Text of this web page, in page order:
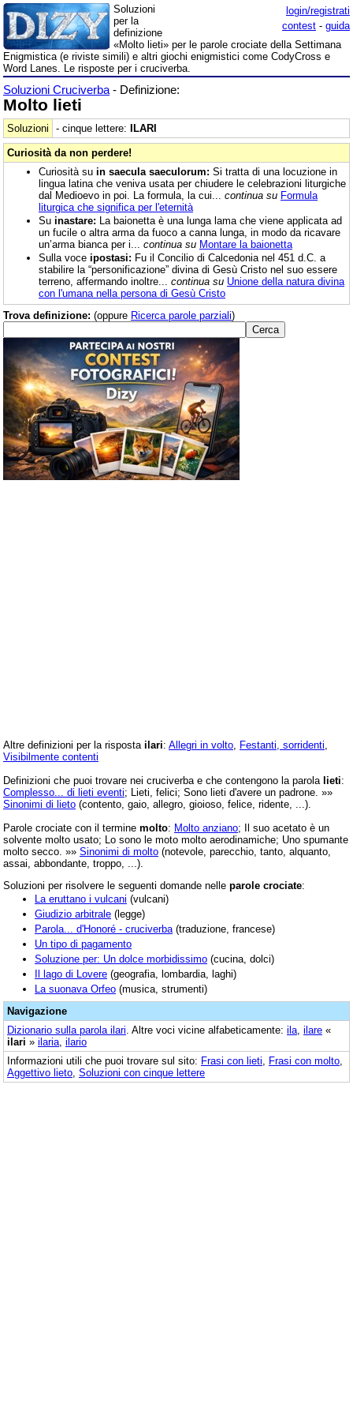
login/registrati
contest - guida
Soluzioni
per la
definizione
«Molto lieti» per le parole crociate della Settimana
Enigmistica (e riviste simili) e altri giochi enigmistici come CodyCross e
Word Lanes. Le risposte per i cruciverba.
Soluzioni Cruciverba - Definizione:
Molto lieti
Soluzioni - cinque lettere: ILARI
Curiosità da non perdere!
Curiosità su in saecula saeculorum: Si tratta di una locuzione in
lingua latina che veniva usata per chiudere le celebrazioni liturgiche
dal Medioevo in poi. La formula, la cui... continua su Formula
liturgica che significa per l'eternità
Su inastare: La baionetta è una lunga lama che viene applicata ad
un fucile o altra arma da fuoco a canna lunga, in modo da ricavare
un’arma bianca per i... continua su Montare la baionetta
Sulla voce ipostasi: Fu il Concilio di Calcedonia nel 451 d.C. a
stabilire la “personificazione” divina di Gesù Cristo nel suo essere
terreno, affermando inoltre... continua su Unione della natura divina
con l'umana nella persona di Gesù Cristo
Trova definizione: (oppure Ricerca parole parziali)
Altre definizioni per la risposta ilari: Allegri in volto Festanti, sorridenti
Visibilmente contenti
Definizioni che puoi trovare nei cruciverba e che contengono la parola lieti:
Complesso... di lieti eventi; Lieti, felici; Sono lieti d'avere un padrone. »»
Sinonimi di lieto (contento, gaio, allegro, gioioso, felice, ridente, ...).
Parole crociate con il termine molto: Molto anziano; Il suo acetato è un
solvente molto usato; Lo sono le moto molto aerodinamiche; Uno spumante
molto secco. »» Sinonimi di molto (notevole, parecchio, tanto, alquanto,
assai, abbondante, troppo, ...).
Soluzioni per risolvere le seguenti domande nelle parole crociate:
La eruttano i vulcani (vulcani)
Giudizio arbitrale (legge)
Parola... d'Honoré - cruciverba (traduzione, francese)
Un tipo di pagamento
Soluzione per: Un dolce morbidissimo (cucina, dolci)
Il lago di Lovere (geografia, lombardia, laghi)
La suonava Orfeo (musica, strumenti)
Navigazione
Dizionario sulla parola ilari . Altre voci vicine alfabeticamente: ila ilare «
ilari » ilaria ilario
Informazioni utili che puoi trovare sul sito: Frasi con lieti Frasi con molto
Aggettivo lieto Soluzioni con cinque lettere